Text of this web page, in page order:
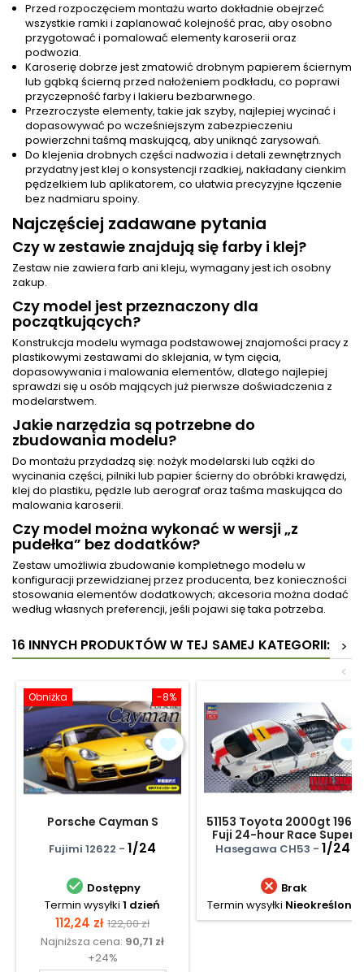
Przed rozpoczęciem montażu warto dokładnie obejrzeć
wszystkie ramki i zaplanować kolejność prac, aby osobno
przygotować i pomalować elementy karoserii oraz
podwozia.
Karoserię dobrze jest zmatowić drobnym papierem ściernym
lub gąbką ścierną przed nałożeniem podkładu, co poprawi
przyczepność farby i lakieru bezbarwnego.
Przezroczyste elementy, takie jak szyby, najlepiej wycinać i
dopasowywać po wcześniejszym zabezpieczeniu
powierzchni taśmą maskującą, aby uniknąć zarysowań.
Do klejenia drobnych części nadwozia i detali zewnętrznych
przydatny jest klej o konsystencji rzadkiej, nakładany cienkim
pędzelkiem lub aplikatorem, co ułatwia precyzyjne łączenie
bez nadmiaru spoiny.
Najczęściej zadawane pytania
Czy w zestawie znajdują się farby i klej?
Zestaw nie zawiera farb ani kleju, wymagany jest ich osobny
zakup.
Czy model jest przeznaczony dla
początkujących?
Konstrukcja modelu wymaga podstawowej znajomości pracy z
plastikowymi zestawami do sklejania, w tym cięcia,
dopasowywania i malowania elementów, dlatego najlepiej
sprawdzi się u osób mających już pierwsze doświadczenia z
modelarstwem.
Jakie narzędzia są potrzebne do
zbudowania modelu?
Do montażu przydadzą się: nożyk modelarski lub cążki do
wycinania części, pilniki lub papier ścierny do obróbki krawędzi,
klej do plastiku, pędzle lub aerograf oraz taśma maskująca do
malowania karoserii.
Czy model można wykonać w wersji „z
pudełka” bez dodatków?
Zestaw umożliwia zbudowanie kompletnego modelu w
konfiguracji przewidzianej przez producenta, bez konieczności
stosowania elementów dodatkowych; akcesoria można dodać
według własnych preferencji, jeśli pojawi się taka potrzeba.
16 INNYCH PRODUKTÓW W TEJ SAMEJ KATEGORII:
>
<
-8%
Obniżka
Porsche Cayman S
Fujimi 12622 - 1/24
 Dostępny
Termin wysyłki 1 dzień
Cena
112,24 zł Cena
podstawowa
122,00 zł
Najniższa cena: 90,71 zł
+24%
51153 Toyota 2000gt 1967
Fuji 24-hour Race Super
Detail
Hasegawa CH53 - 1/24
 Brak
Termin wysyłki Nieokreślony